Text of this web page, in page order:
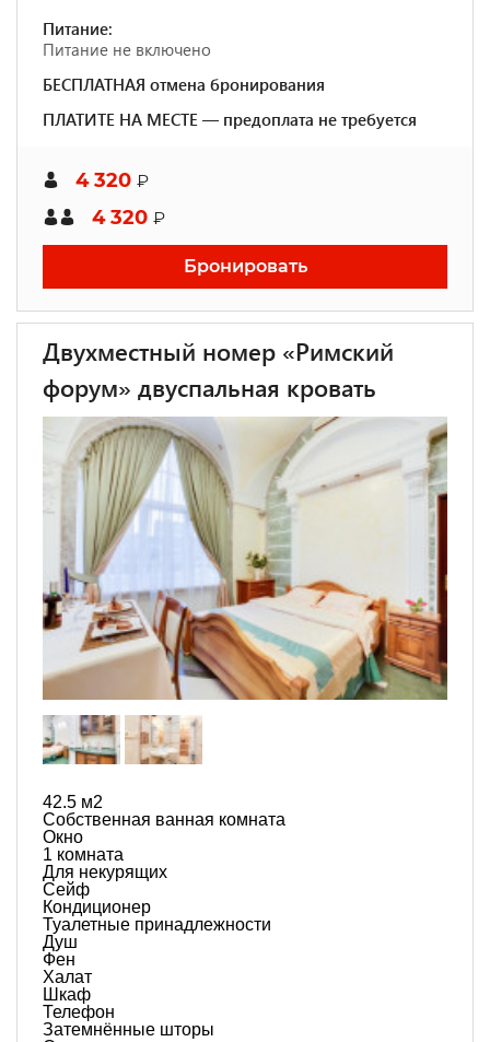
Питание:
Питание не включено
БЕСПЛАТНАЯ отмена бронирования
ПЛАТИТЕ НА МЕСТЕ — предоплата не требуется
4 320 ₽
4 320 ₽
Бронировать
Двухместный номер «Римский
форум» двуспальная кровать
42.5 м2
Собственная ванная комната
Окно
1 комната
Для некурящих
Сейф
Кондиционер
Туалетные принадлежности
Душ
Фен
Халат
Шкаф
Телефон
Затемнённые шторы